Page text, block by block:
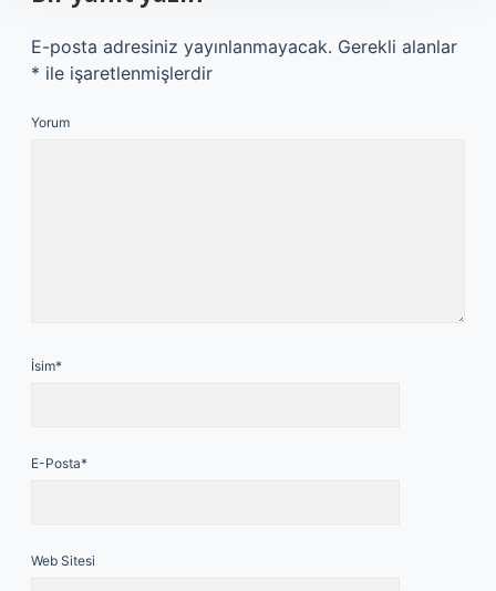
E-posta adresiniz yayınlanmayacak. Gerekli alanlar
* ile işaretlenmişlerdir
Yorum
İsim*
E-Posta*
Web Sitesi